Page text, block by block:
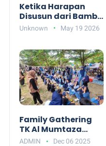
Ketika Harapan
Disusun dari Bambu
dan Kelapa: Kisah
Warga Perbatasan
Unknown May 19 2026
Family Gathering
TK Al Mumtaza
Banjir Keceriaan,
ADMIN Dec 06 2025